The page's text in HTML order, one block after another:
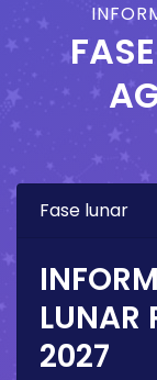
Fase lunar
LUNAR
2027